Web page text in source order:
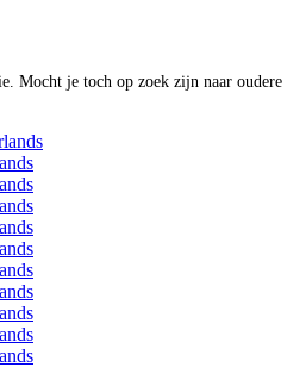
Mocht je toch op zoek zijn naar oudere